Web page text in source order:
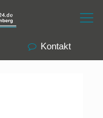
Kontakt